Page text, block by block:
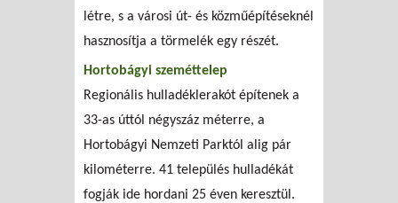
létre, s a városi út- és közműépítéseknél
hasznosítja a törmelék egy részét.
Hortobágyi szeméttelep
Regionális hulladéklerakót építenek a
33-as úttól négyszáz méterre, a
Hortobágyi Nemzeti Parktól alig pár
kilométerre. 41 település hulladékát
fogják ide hordani 25 éven keresztül.